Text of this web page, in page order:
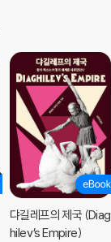
댜길레프의 제국 (Diag
hilev’s Empire)